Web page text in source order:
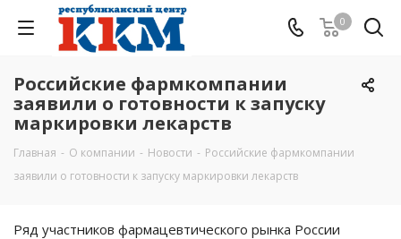
0
Российские фармкомпании
заявили о готовности к запуску
маркировки лекарств
Главная - О компании - Новости - Российские фармкомпании
заявили о готовности к запуску маркировки лекарств
Ряд участников фармацевтического рынка России